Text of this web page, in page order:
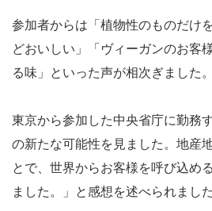
参加者からは「植物性のものだけ
どおいしい」「ヴィーガンのお客
る味」といった声が相次ぎました。
東京から参加した中央省庁に勤務
の新たな可能性を見ました。地産
とで、世界からお客様を呼び込め
ました。」と感想を述べられました